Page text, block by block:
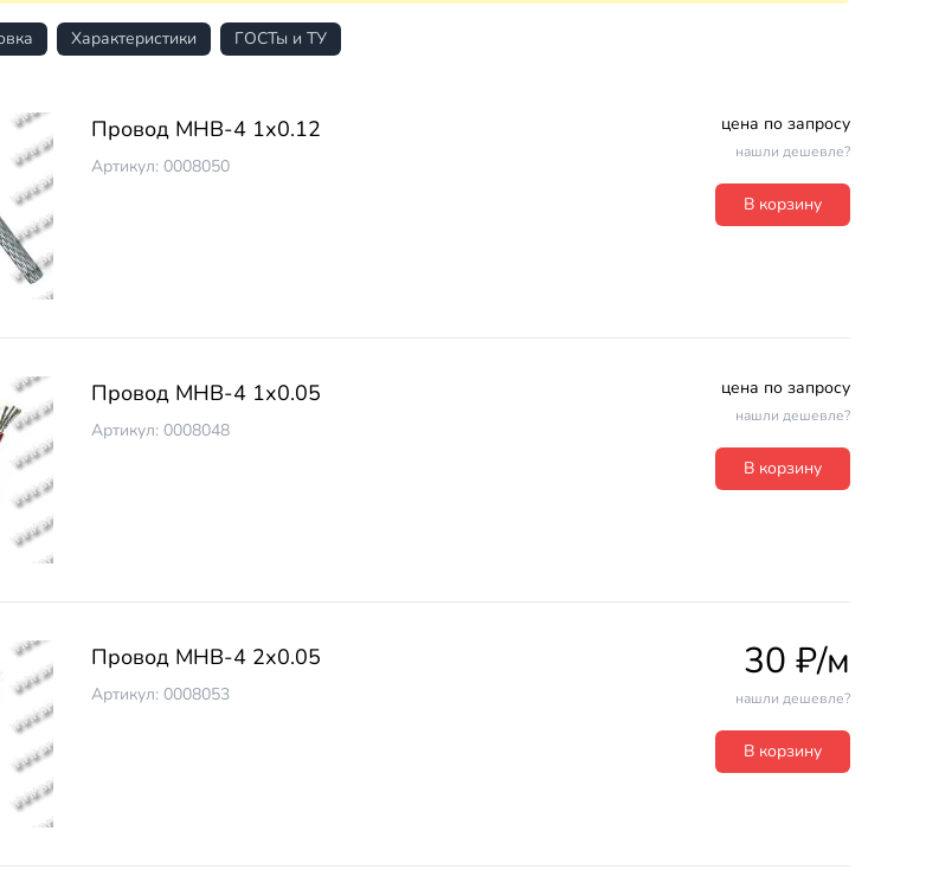
Характеристики ГОСТы и ТУ
Провод МНВ-4 1х0.12
Артикул: 0008050
цена по запросу
нашли дешевле?
В корзину
Провод МНВ-4 1х0.05
Артикул: 0008048
цена по запросу
нашли дешевле?
В корзину
Провод МНВ-4 2х0.05
Артикул: 0008053
30 ₽/м
нашли дешевле?
В корзину